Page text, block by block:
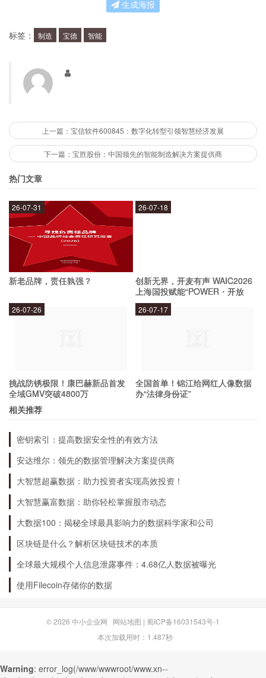
制造系统、智能工厂解决方案、智能物流解决方案
等。公司的产品和服务涵盖了多个行业，如汽车、
案。
宝德股份在智能制造领域的成果有很多，例如：公
司的智能制造设备和解决方案已经在多个国内外知
等；公司的智能制造技术也得到了国内外的认可，
先后获得了多项荣誉和奖项。
宝德股份未来的发展方向是什么？
宝德股份未来的发展方向是以智能制造为核心，不
共同推动智能制造领域的发展。
生成海报
标签： 制造 宝德 智能
上一篇：宝信软件600845：数字化转型引领智慧经济发展
下一篇：宝胜股份：中国领先的智能制造解决方案提供商
热门文章
新老品牌，责任孰强？
26-07-31
创新无界，开麦有声 WAIC2026
上海国投赋能“POWER・开放
麦”专场成功举办
26-07-18
挑战防锈极限！康巴赫新品首发
全域GMV突破4800万
26-07-26
全国首单！锦江给网红人像数据
办“法律身份证”
26-07-17
相关推荐
密钥索引：提高数据安全性的有效方法
安达维尔：领先的数据管理解决方案提供商
大智慧超赢数据：助力投资者实现高效投资！
大智慧赢富数据：助你轻松掌握股市动态
大数据100：揭秘全球最具影响力的数据科学家和公司
区块链是什么？解析区块链技术的本质
全球最大规模个人信息泄露事件：4.68亿人数据被曝光
使用Filecoin存储你的数据
© 2026 中小企业网 网站地图 | 蜀ICP备16031543号-1
本次加载用时：1.487秒
Warning: error_log(/www/wwwroot/www.xn--